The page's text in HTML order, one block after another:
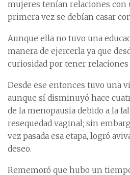
mujeres tenían relaciones
primera vez se debían casar
Aunque ella no tuvo una
manera de ejercerla ya que
curiosidad por tener relaciones
Desde ese entonces tuvo una
aunque sí disminuyó hace
de la menopausia debido a la
resequedad vaginal; sin
vez pasada esa etapa, logró
deseo.
Rememoró que hubo un